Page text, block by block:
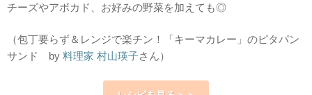
チーズやアボカド、お好みの野菜を加えても◎
（包丁要らず＆レンジで楽チン！「キーマカレー」のピタパン
サンド by 料理家 村山瑛子さん）